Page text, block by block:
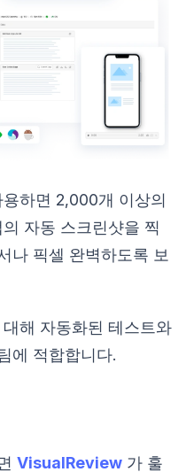
하면 2,000개 이상의
자동 스크린샷을 찍
나 픽셀 완벽하도록 보
해 자동화된 테스트와
에 적합합니다.
VisualReview 가 훌